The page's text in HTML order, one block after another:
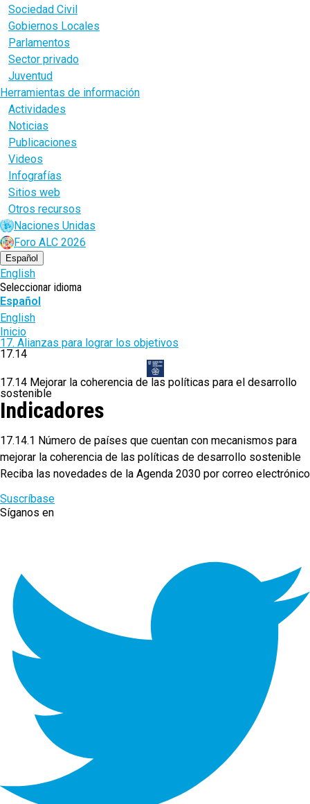
Sociedad Civil
Gobiernos Locales
Parlamentos
Sector privado
Juventud
Herramientas de información
Actividades
Noticias
Publicaciones
Videos
Infografías
Sitios web
Otros recursos
Naciones Unidas
Foro ALC 2026
Español
English
Seleccionar idioma
Español
English
Ruta
de
navegación
Inicio
17. Alianzas para lograr los objetivos
17.14
17.14 Mejorar la coherencia de las políticas para el desarrollo
sostenible
Indicadores
17.14.1 Número de países que cuentan con mecanismos para
mejorar la coherencia de las políticas de desarrollo sostenible
Reciba las novedades de la Agenda 2030 por correo electrónico
Suscríbase
Síganos en